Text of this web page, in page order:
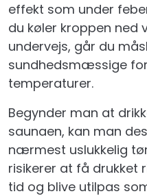
Kontakt
Login
effekt som under
du køler kroppen ned
undervejs, går du
sundhedsmæssige
temperaturer.
Begynder man at
saunaen, kan man
nærmest uslukkelig
risikerer at få drukket
tid og blive utilpas